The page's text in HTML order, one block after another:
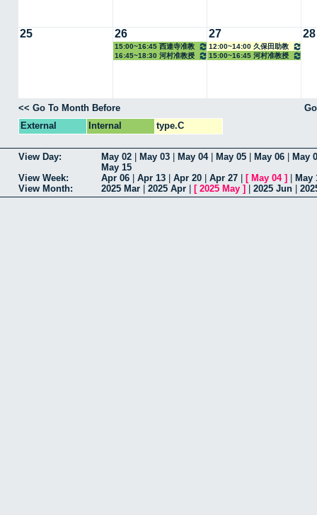
25 26
15:00~16:45 西連寺准教
授
16:45~18:30 河村准教授
27
12:00~14:00 久保田助教
15:00~16:45 河村准教授
28
<< Go To Month Before
External
Internal type.C
View Day: May 02 May 03 May 04| May 05 May 06
May
May 15
View Week:
Apr 06 Apr 13 Apr 20 Apr 27 [ May 04]
May
View Month:
2025 Mar 2025 Apr [ 2025 May ] 2025 Jun